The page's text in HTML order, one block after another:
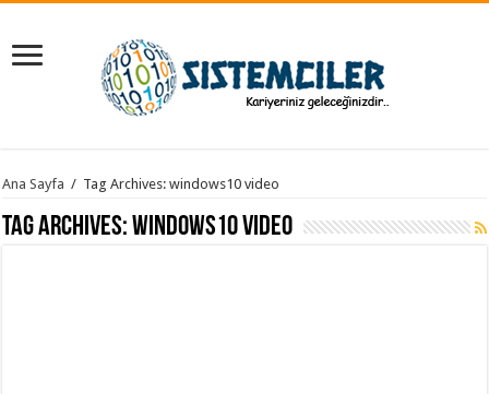
Ana Sayfa / Tag Archives: windows10 video
Tag Archives:windows10 video